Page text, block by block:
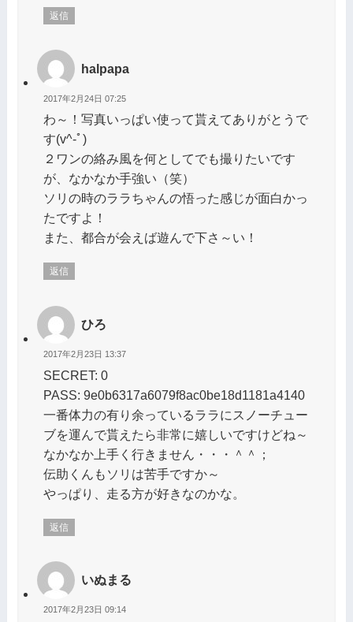
返信
halpapa
2017年2月24日 07:25
わ～！写真いっぱい使って貰えてありがとうで
す(v^-ﾟ)
２ワンの絡み風を何としてでも撮りたいです
が、なかなか手強い（笑）
ソリの時のララちゃんの悟った感じが面白かっ
たですよ！
また、都合が会えば遊んで下さ～い！
返信
ひろ
2017年2月23日 13:37
SECRET: 0
PASS: 9e0b6317a6079f8ac0be18d1181a4140
一番体力の有り余っているララにスノーチュー
ブを運んで貰えたら非常に嬉しいですけどね～
なかなか上手く行きません・・・＾＾；
伝助くんもソリは苦手ですか～
やっぱり、走る方が好きなのかな。
返信
いぬまる
2017年2月23日 09:14